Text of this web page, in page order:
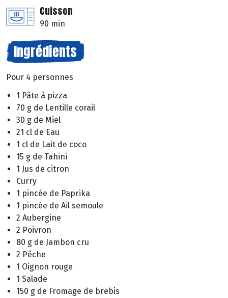
Cuisson
90 min
Ingrédients
Pour 4 personnes
1 Pâte à pizza
70 g de Lentille corail
30 g de Miel
21 cl de Eau
1 cl de Lait de coco
15 g de Tahini
1 Jus de citron
Curry
1 pincée de Paprika
1 pincée de Ail semoule
2 Aubergine
2 Poivron
80 g de Jambon cru
2 Pêche
1 Oignon rouge
1 Salade
150 g de Fromage de brebis